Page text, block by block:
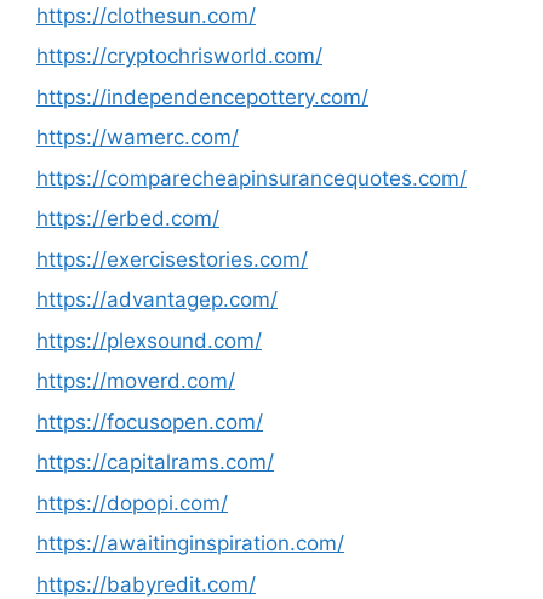
https://clothesun.com/
https://cryptochrisworld.com/
https://independencepottery.com/
https://wamerc.com/
https://comparecheapinsurancequotes.com/
https://erbed.com/
https://exercisestories.com/
https://advantagep.com/
https://plexsound.com/
https://moverd.com/
https://focusopen.com/
https://capitalrams.com/
https://dopopi.com/
https://awaitinginspiration.com/
https://babyredit.com/